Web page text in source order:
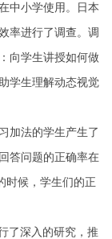
中小学使用。日本
率进行了调查。调
向学生讲授如何做
学生理解动态视觉
法的学生产生了
答问题的正确率在
时候，学生们的正
深入的研究，推